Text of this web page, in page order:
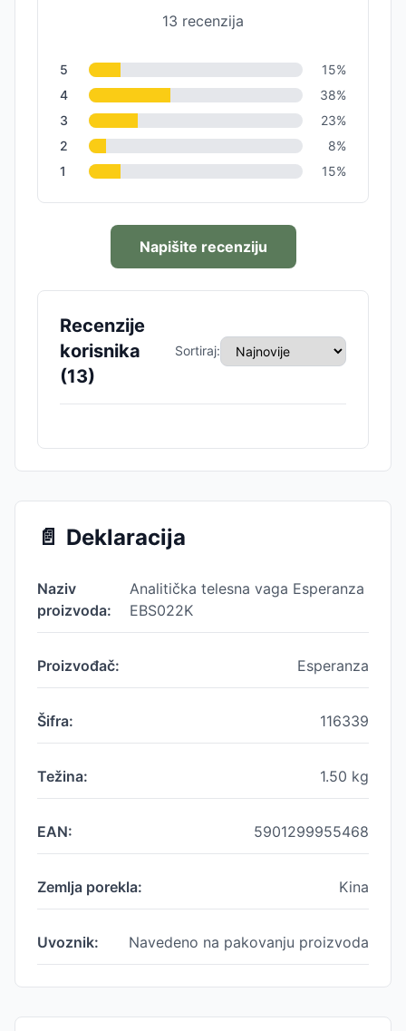
13 recenzija
5 15%
4
38%
3
23%
2
8%
1
15%
Napišite recenziju
Recenzije
korisnika
(13)
Sortiraj:
📄 Deklaracija
Naziv
proizvoda:
Analitička telesna vaga Esperanza
EBS022K
Proizvođač: Esperanza
Šifra: 116339
Težina: 1.50 kg
EAN: 5901299955468
Zemlja porekla: Kina
Uvoznik: Navedeno na pakovanju proizvoda